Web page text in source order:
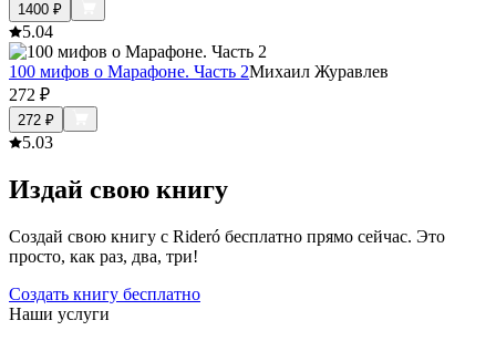
1400 ₽
5.04
100 мифов о Марафоне. Часть 2Михаил Журавлев
272 ₽
272 ₽
5.03
Издай свою книгу
Создай свою книгу с Rideró бесплатно прямо сейчас. Это
просто, как раз, два, три!
Создать книгу бесплатно
Наши услуги